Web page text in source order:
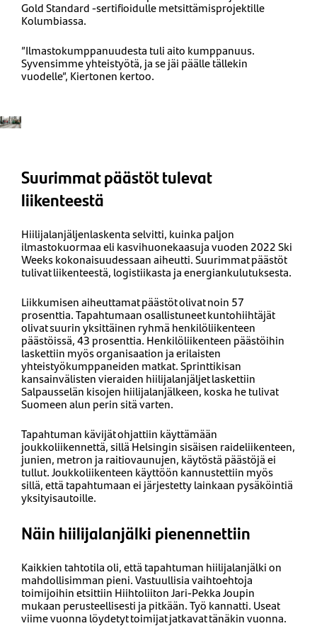
Gold Standard -sertifioidulle metsittämisprojektille
Kolumbiassa.
”Ilmastokumppanuudesta tuli aito kumppanuus.
Syvensimme yhteistyötä, ja se jäi päälle tällekin
vuodelle”, Kiertonen kertoo.
Suurimmat päästöt tulevat
liikenteestä
Hiilijalanjäljenlaskenta selvitti, kuinka paljon
ilmastokuormaa eli kasvihuonekaasuja vuoden 2022 Ski
Weeks kokonaisuudessaan aiheutti. Suurimmat päästöt
tulivat liikenteestä, logistiikasta ja energiankulutuksesta.
Liikkumisen aiheuttamat päästöt olivat noin 57
prosenttia. Tapahtumaan osallistuneet kuntohiihtäjät
olivat suurin yksittäinen ryhmä henkilöliikenteen
päästöissä, 43 prosenttia. Henkilöliikenteen päästöihin
laskettiin myös organisaation ja erilaisten
yhteistyökumppaneiden matkat. Sprinttikisan
kansainvälisten vieraiden hiilijalanjäljet laskettiin
Salpausselän kisojen hiilijalanjälkeen, koska he tulivat
Suomeen alun perin sitä varten.
Tapahtuman kävijät ohjattiin käyttämään
joukkoliikennettä, sillä Helsingin sisäisen raideliikenteen,
junien, metron ja raitiovaunujen, käytöstä päästöjä ei
tullut. Joukkoliikenteen käyttöön kannustettiin myös
sillä, että tapahtumaan ei järjestetty lainkaan pysäköintiä
yksityisautoille.
Näin hiilijalanjälki pienennettiin
Kaikkien tahtotila oli, että tapahtuman hiilijalanjälki on
mahdollisimman pieni. Vastuullisia vaihtoehtoja
toimijoihin etsittiin Hiihtoliiton Jari-Pekka Joupin
mukaan perusteellisesti ja pitkään. Työ kannatti. Useat
viime vuonna löydetyt toimijat jatkavat tänäkin vuonna.